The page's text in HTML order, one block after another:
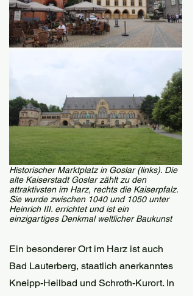
Historischer Marktplatz in Goslar (links). Die
alte Kaiserstadt Goslar zählt zu den
attraktivsten im Harz, rechts die Kaiserpfalz.
Sie wurde zwischen 1040 und 1050 unter
Heinrich III. errichtet und ist ein
einzigartiges Denkmal weltlicher Baukunst
Ein besonderer Ort im Harz ist auch
Bad Lauterberg, staatlich anerkanntes
Kneipp-Heilbad und Schroth-Kurort. In